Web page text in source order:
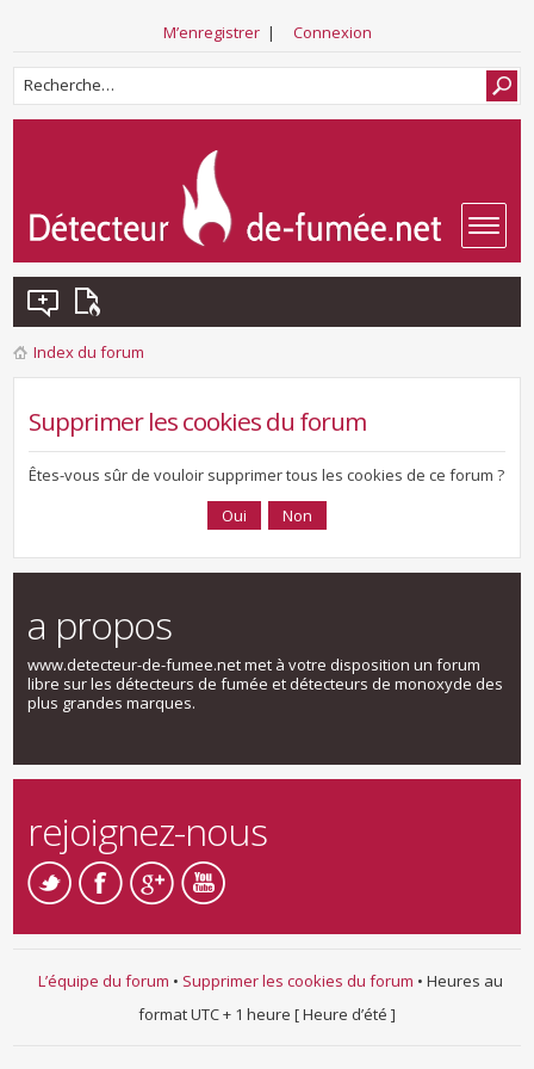
M’enregistrer| Connexion
Index du forum
Supprimer les cookies du forum
Êtes-vous sûr de vouloir supprimer tous les cookies de ce forum ?
a propos
www.detecteur-de-fumee.net met à votre disposition un forum
libre sur les détecteurs de fumée et détecteurs de monoxyde des
plus grandes marques.
rejoignez-nous
L’équipe du forum • Supprimer les cookies du forum • Heures au
format UTC + 1 heure [ Heure d’été ]